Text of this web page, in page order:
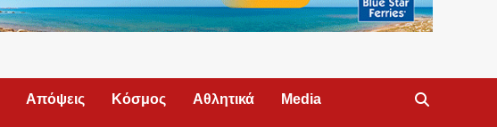
Απόψεις Κόσμος Αθλητικά Media